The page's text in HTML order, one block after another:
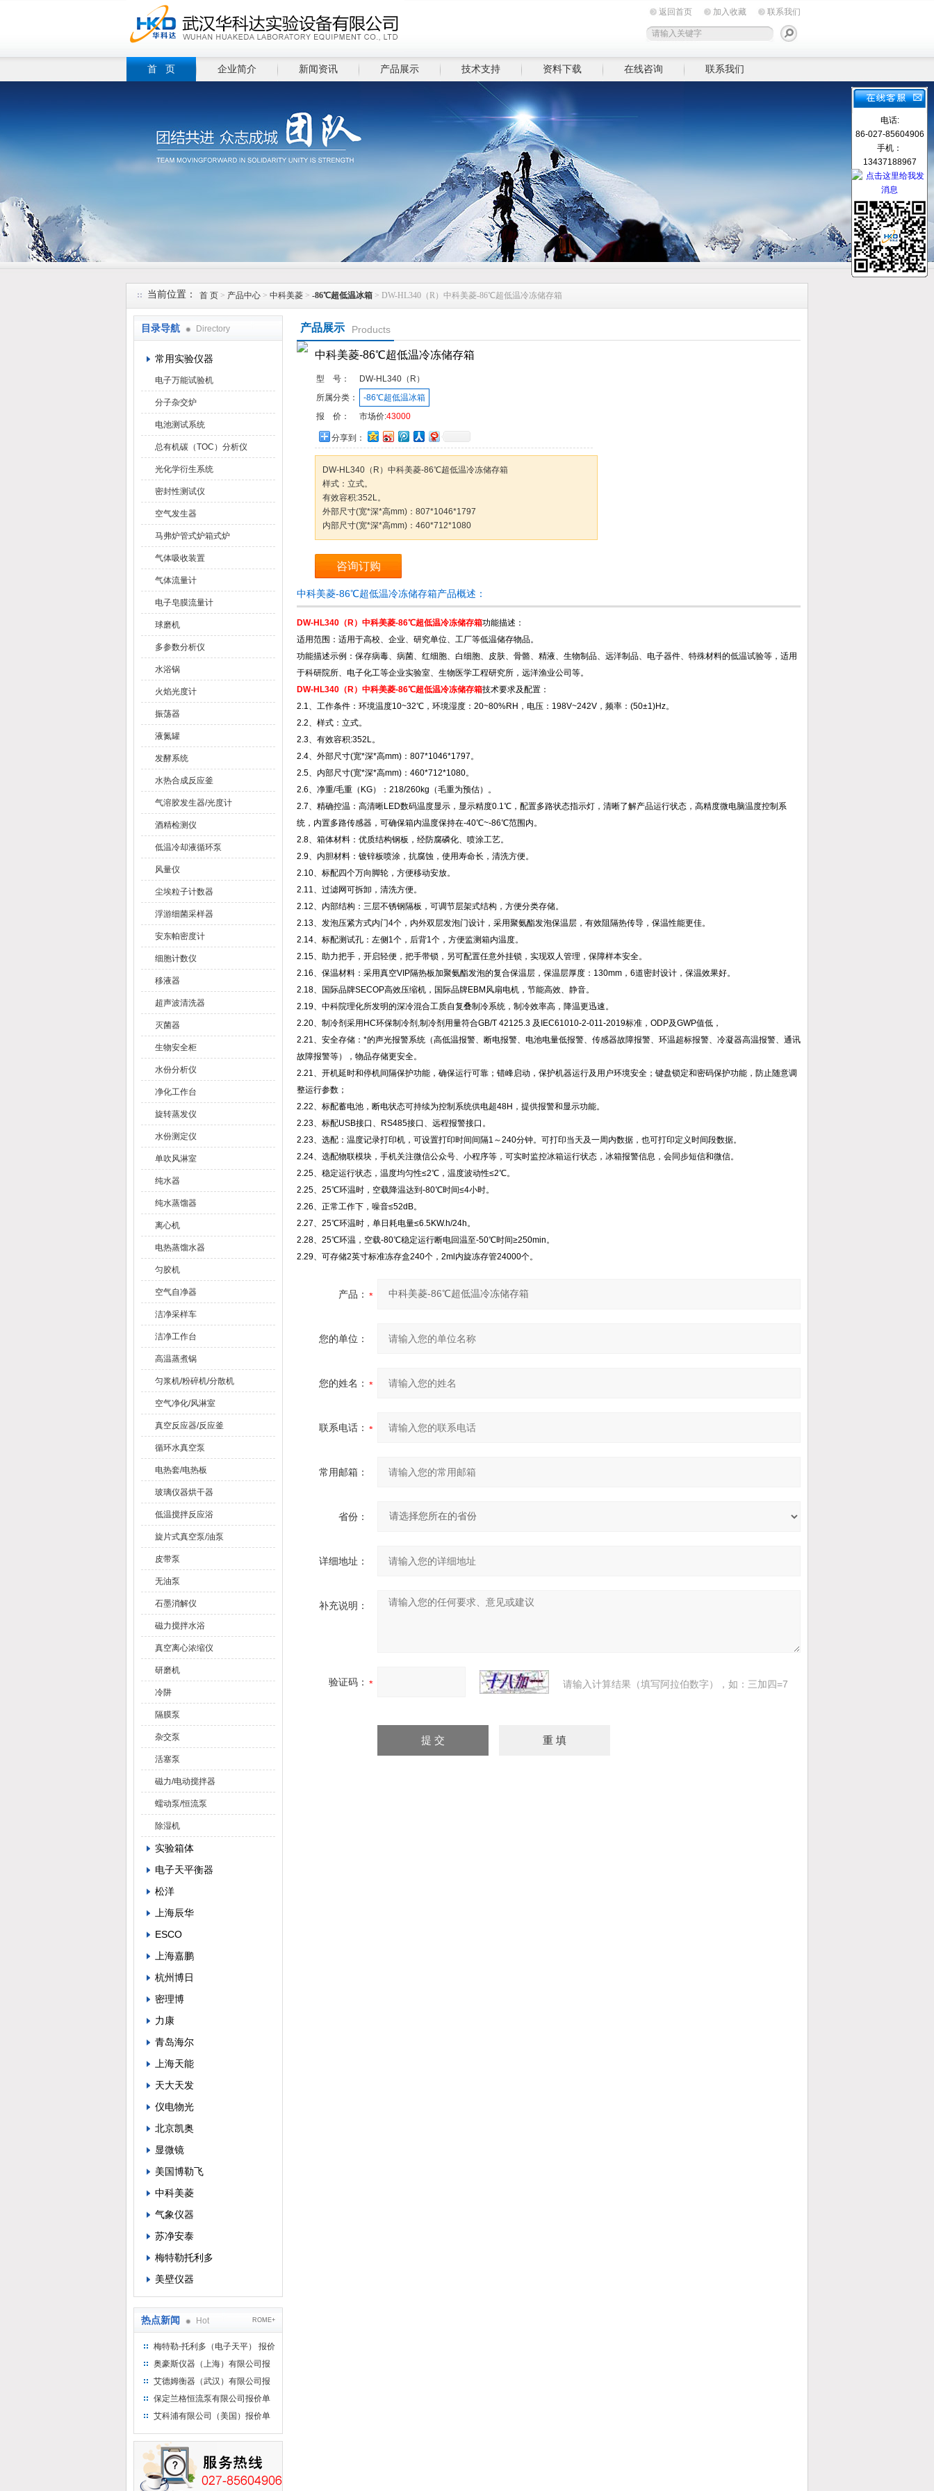
返回首页 加入收藏 联系我们
首 页 企业简介 新闻资讯 产品展示 技术支持 资料下载 在线咨询 联系我们
当前位置： 首 页 > 产品中心 > 中科美菱 > -86℃超低温冰箱 > DW-HL340（R）中科美菱-86℃超低温冷冻储存箱
目录导航 Directory
常用实验仪器
电子万能试验机
分子杂交炉
电池测试系统
总有机碳（TOC）分析仪
光化学衍生系统
密封性测试仪
空气发生器
马弗炉管式炉箱式炉
气体吸收装置
气体流量计
电子皂膜流量计
球磨机
多参数分析仪
水浴锅
火焰光度计
振荡器
液氮罐
发酵系统
水热合成反应釜
气溶胶发生器/光度计
酒精检测仪
低温冷却液循环泵
风量仪
尘埃粒子计数器
浮游细菌采样器
安东帕密度计
细胞计数仪
移液器
超声波清洗器
灭菌器
生物安全柜
水份分析仪
净化工作台
旋转蒸发仪
水份测定仪
单吹风淋室
纯水器
纯水蒸馏器
离心机
电热蒸馏水器
匀胶机
空气自净器
洁净采样车
洁净工作台
高温蒸煮锅
匀浆机/粉碎机/分散机
空气净化/风淋室
真空反应器/反应釜
循环水真空泵
电热套/电热板
玻璃仪器烘干器
低温搅拌反应浴
旋片式真空泵/油泵
皮带泵
无油泵
石墨消解仪
磁力搅拌水浴
真空离心浓缩仪
研磨机
冷阱
隔膜泵
杂交泵
活塞泵
磁力/电动搅拌器
蠕动泵/恒流泵
除湿机
实验箱体
电子天平衡器
松洋
上海辰华
ESCO
上海嘉鹏
杭州博日
密理博
力康
青岛海尔
上海天能
天大天发
仪电物光
北京凯奥
显微镜
美国博勒飞
中科美菱
气象仪器
苏净安泰
梅特勒托利多
美壁仪器
热点新闻 Hot ROME+
梅特勒-托利多（电子天平） 报价
单
奥豪斯仪器（上海）有限公司报
价单
艾德姆衡器（武汉）有限公司报
价单
保定兰格恒流泵有限公司报价单
艾科浦有限公司（美国）报价单
产品展示 Products
中科美菱-86℃超低温冷冻储存箱
型 号：
DW-HL340（R）
所属分类：
-86℃超低温冰箱
报 价：
市场价:43000
分享到：
DW-HL340（R）中科美菱-86℃超低温冷冻储存箱
样式：立式。
有效容积:352L。
外部尺寸(宽*深*高mm)：807*1046*1797
内部尺寸(宽*深*高mm)：460*712*1080
咨询订购
中科美菱-86℃超低温冷冻储存箱产品概述：
DW-HL340（R） 中科美菱-86℃超低温冷冻储存箱功能描述：
适用范围：适用于高校、企业、研究单位、工厂等低温储存物品。
功能描述示例：保存病毒、病菌、红细胞、白细胞、皮肤、骨骼、精液、生物制品、远洋制品、电子器件、特殊材料的低温试验等，适用
于科研院所、电子化工等企业实验室、生物医学工程研究所，远洋渔业公司等。
DW-HL340（R） 中科美菱-86℃超低温冷冻储存箱技术要求及配置：
2.1、工作条件：环境温度10~32℃，环境湿度：20~80%RH，电压：198V~242V，频率：(50±1)Hz。
2.2、样式：立式。
2.3、有效容积:352L。
2.4、外部尺寸(宽*深*高mm)：807*1046*1797。
2.5、内部尺寸(宽*深*高mm)：460*712*1080。
2.6、净重/毛重（KG）：218/260kg（毛重为预估）。
2.7、精确控温：高清晰LED数码温度显示，显示精度0.1℃，配置多路状态指示灯，清晰了解产品运行状态，高精度微电脑温度控制系
统，内置多路传感器，可确保箱内温度保持在-40℃~-86℃范围内。
2.8、箱体材料：优质结构钢板，经防腐磷化、喷涂工艺。
2.9、内胆材料：镀锌板喷涂，抗腐蚀，使用寿命长，清洗方便。
2.10、标配四个万向脚轮，方便移动安放。
2.11、过滤网可拆卸，清洗方便。
2.12、内部结构：三层不锈钢隔板，可调节层架式结构，方便分类存储。
2.13、发泡压紧方式内门4个，内外双层发泡门设计，采用聚氨酯发泡保温层，有效阻隔热传导，保温性能更佳。
2.14、标配测试孔：左侧1个，后背1个，方便监测箱内温度。
2.15、助力把手，开启轻便，把手带锁，另可配置任意外挂锁，实现双人管理，保障样本安全。
2.16、保温材料：采用真空VIP隔热板加聚氨酯发泡的复合保温层，保温层厚度：130mm，6道密封设计，保温效果好。
2.18、国际品牌SECOP高效压缩机，国际品牌EBM风扇电机，节能高效、静音。
2.19、中科院理化所发明的深冷混合工质自复叠制冷系统，制冷效率高，降温更迅速。
2.20、制冷剂采用HC环保制冷剂,制冷剂用量符合GB/T 42125.3 及IEC61010-2-011-2019标准，ODP及GWP值低，
2.21、安全存储：*的声光报警系统（高低温报警、断电报警、电池电量低报警、传感器故障报警、环温超标报警、冷凝器高温报警、通讯
故障报警等），物品存储更安全。
2.21、开机延时和停机间隔保护功能，确保运行可靠；错峰启动，保护机器运行及用户环境安全；键盘锁定和密码保护功能，防止随意调
整运行参数；
2.22、标配蓄电池，断电状态可持续为控制系统供电超48H，提供报警和显示功能。
2.23、标配USB接口、RS485接口、远程报警接口。
2.23、选配：温度记录打印机，可设置打印时间间隔1～240分钟。可打印当天及一周内数据，也可打印定义时间段数据。
2.24、选配物联模块，手机关注微信公众号、小程序等，可实时监控冰箱运行状态，冰箱报警信息，会同步短信和微信。
2.25、稳定运行状态，温度均匀性≤2℃，温度波动性≤2℃。
2.25、25℃环温时，空载降温达到-80℃时间≤4小时。
2.26、正常工作下，噪音≤52dB。
2.27、25℃环温时，单日耗电量≤6.5KW.h/24h。
2.28、25℃环温，空载-80℃稳定运行断电回温至-50℃时间≥250min。
2.29、可存储2英寸标准冻存盒240个，2ml内旋冻存管24000个。
产品：
您的单位：
您的姓名：
联系电话：
常用邮箱：
省份：
详细地址：
补充说明：
验证码： 请输入计算结果（填写阿拉伯数字），如：三加四=7
电话:
86-027-85604906
手机：
13437188967